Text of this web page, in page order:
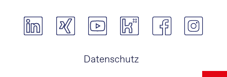
Navigation
Datenschutz